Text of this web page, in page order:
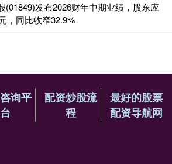
(01849)发布2026财年中期业绩，股东应
，同比收窄32.9%
询平
台
配资炒股流
程
最好的股票
配资导航网